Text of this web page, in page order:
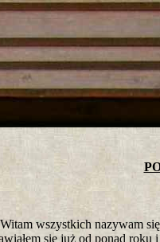
;)
Witam wszystkich nazywam
się już od ponad